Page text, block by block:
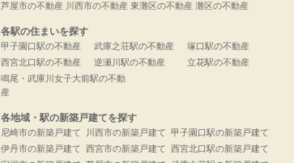
芦屋市の不動産
川西市の不動産 東灘区の不動産 灘区の不動産
各駅の住まいを探す
甲子園口駅の不動産
西宮北口駅の不動産
武庫之荘駅の不動産
逆瀬川駅の不動産
塚口駅の不動産
立花駅の不動産
鳴尾・武庫川女子大前駅の不動
産
各地域・駅の新築戸建てを探す
尼崎市の新築戸建て
伊丹市の新築戸建て
川西市の新築戸建て
西宮市の新築戸建て
甲子園口駅の新築戸建て
西宮北口駅の新築戸建て